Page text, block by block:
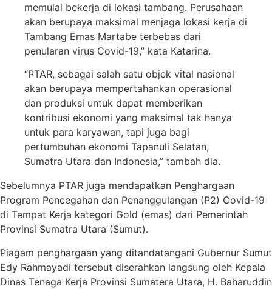
memulai bekerja di lokasi tambang. Perusahaan
akan berupaya maksimal menjaga lokasi kerja di
Tambang Emas Martabe terbebas dari
penularan virus Covid-19,” kata Katarina.
“PTAR, sebagai salah satu objek vital nasional
akan berupaya mempertahankan operasional
dan produksi untuk dapat memberikan
kontribusi ekonomi yang maksimal tak hanya
untuk para karyawan, tapi juga bagi
pertumbuhan ekonomi Tapanuli Selatan,
Sumatra Utara dan Indonesia,” tambah dia.
Sebelumnya PTAR juga mendapatkan Penghargaan
Program Pencegahan dan Penanggulangan (P2) Covid-19
di Tempat Kerja kategori Gold (emas) dari Pemerintah
Provinsi Sumatra Utara (Sumut).
Piagam penghargaan yang ditandatangani Gubernur Sumut
Edy Rahmayadi tersebut diserahkan langsung oleh Kepala
Dinas Tenaga Kerja Provinsi Sumatera Utara, H. Baharuddin